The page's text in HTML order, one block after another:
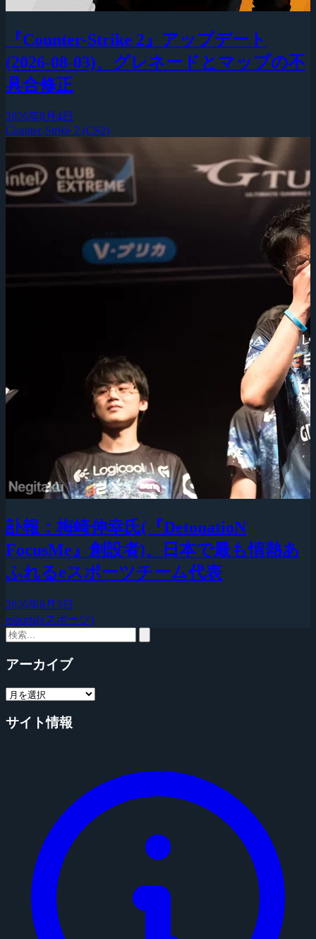
『Counter-Strike 2』アップデート
(2026-08-03)、グレネードとマップの不
具合修正
2026年8月4日
Counter-Strike 2 (CS2)
訃報：梅崎伸幸氏(『DetonatioN
FocusMe』創設者)、日本で最も情熱あ
ふれるeスポーツチーム代表
2026年8月3日
esports(eスポーツ)
アーカイブ
サイト情報